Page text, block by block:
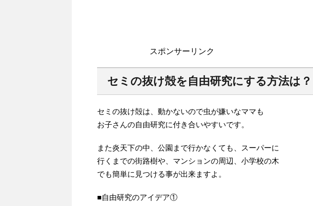
スポンサーリンク
セミの抜け殻を自由研究にする方法は？
セミの抜け殻は、動かないので虫が嫌いなママも
お子さんの自由研究に付き合いやすいです。
また炎天下の中、公園まで行かなくても、スーパーに
行くまでの街路樹や、マンションの周辺、小学校の木
でも簡単に見つける事が出来ますよ。
■自由研究のアイデア①